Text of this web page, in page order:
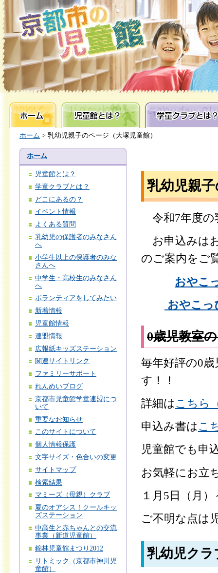
ホーム 児童館とは？ 学童クラブとは？
ホーム > 乳幼児親子のページ（大塚児童館）
ホーム
児童館とは？
学童クラブとは？
どこにあるの？
イベント情報
よくある質問
乳幼児の保護者のみなさん
へ
小学生以上の保護者のみな
さんへ
中学生・高校生のみなさん
へ
ボランティアをしてみたい
新着情報
児童館情報
連盟情報
広報紙キッズステーション
関連サイトリンク
ファミリーサポート
れんめいブログ
京都市児童館学童連盟につ
いて
重要なお知らせ
このサイトについて
個人情報保護
文字サイズ・色合いの変更
サイトマップ
検索結果
マミーズ（母親）クラブ
夏のオアシス！クールキッ
ズステーション
中高生と赤ちゃんとの交流
事業（新道児童館）
錦林児童館まつり2012
リトミック（京都市神川児
童館）
乳幼児親
令和7年度の
お申込みは
のご案内をご
おやこ
おやこっ
0歳児教室
毎年好評の0
す！！
詳細は こちら
申込み書は こ
児童館でも申
お気軽にお立
１月5日（月
ご不明な点は
乳幼児クラ